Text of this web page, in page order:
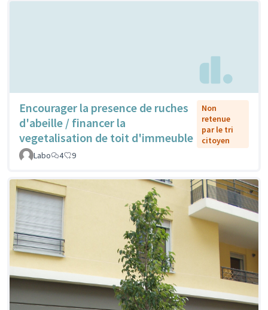
Encourager la presence de ruches
d'abeille / financer la
vegetalisation de toit d'immeuble
Non
retenue
par le tri
citoyen
Labo
4 9